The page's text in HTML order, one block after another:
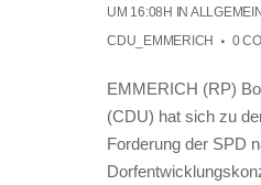
UM 16:08H IN
CDU_EMMERICH
0
EMMERICH (RP)
(CDU) hat sich zu
Forderung der SPD